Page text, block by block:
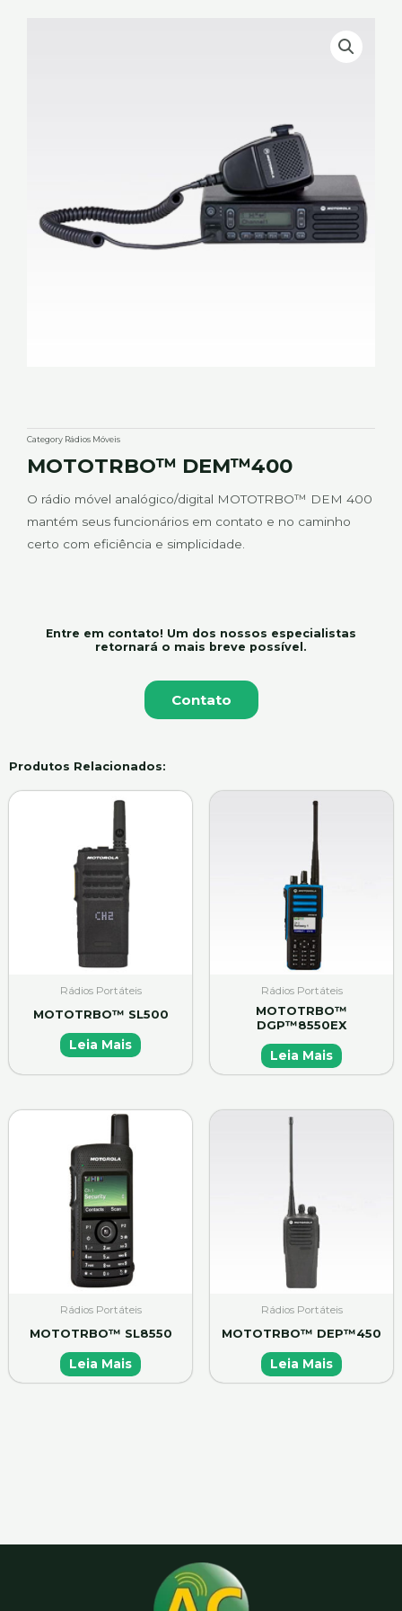
Category Rádios Móveis
MOTOTRBO™ DEM™400
O rádio móvel analógico/digital MOTOTRBO™ DEM 400
mantém seus funcionários em contato e no caminho
certo com eficiência e simplicidade.
Entre em contato! Um dos nossos especialistas
retornará o mais breve possível.
Contato
Produtos Relacionados:
Rádios Portáteis
MOTOTRBO™ SL500
Leia Mais
Rádios Portáteis
MOTOTRBO™
DGP™8550EX
Leia Mais
Rádios Portáteis
MOTOTRBO™ SL8550
Leia Mais
Rádios Portáteis
MOTOTRBO™ DEP™450
Leia Mais